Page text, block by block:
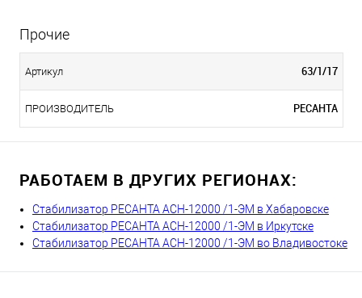
Прочие
Артикул 63/1/17
ПРОИЗВОДИТЕЛЬ РЕСАНТА
РАБОТАЕМ В ДРУГИХ РЕГИОНАХ:
Стабилизатор РЕСАНТА АСН-12000 /1-ЭМ в Хабаровске
Стабилизатор РЕСАНТА АСН-12000 /1-ЭМ в Иркутске
Стабилизатор РЕСАНТА АСН-12000 /1-ЭМ во Владивостоке